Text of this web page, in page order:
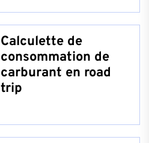
Calculette de
consommation de
carburant en road
trip